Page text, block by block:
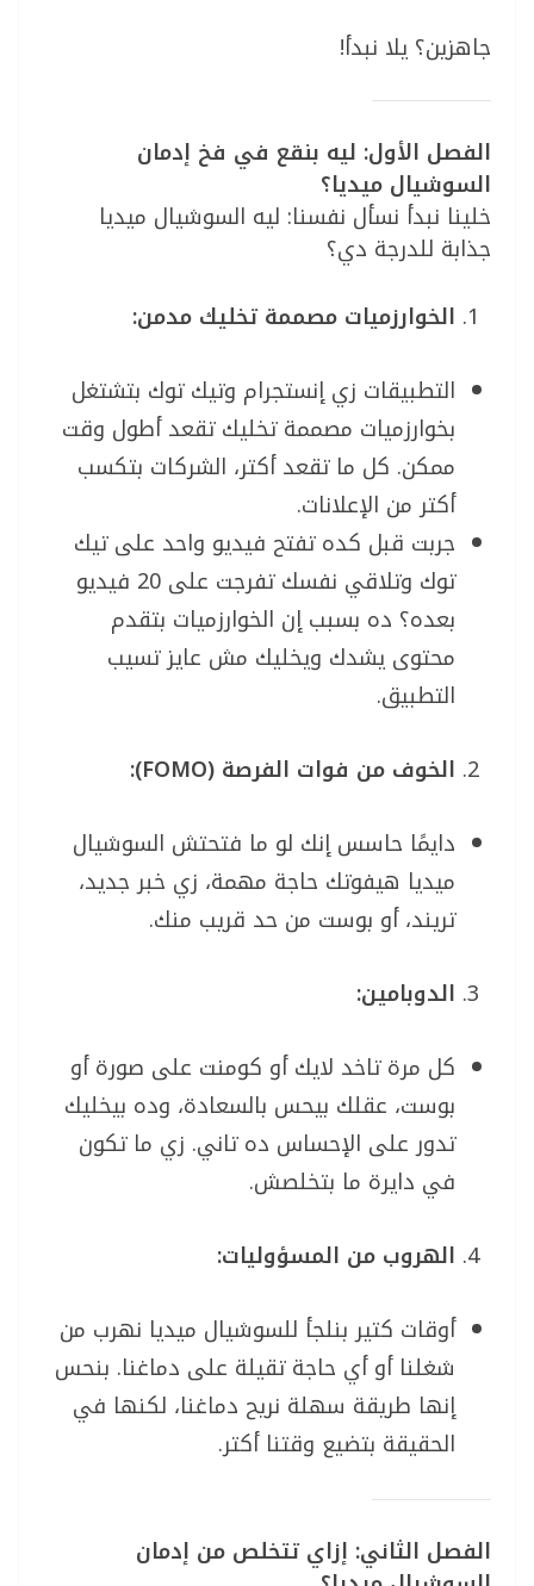
جاهزين؟ يلا نبدأ!
الفصل الأول: ليه بنقع في فخ إدمان
السوشيال ميديا؟
خلينا نبدأ نسأل نفسنا: ليه السوشيال ميديا
جذابة للدرجة دي؟
الخوارزميات مصممة تخليك مدمن:
التطبيقات زي إنستجرام وتيك توك بتشتغل
بخوارزميات مصممة تخليك تقعد أطول وقت
ممكن. كل ما تقعد أكتر، الشركات بتكسب
أكتر من الإعلانات.
جربت قبل كده تفتح فيديو واحد على تيك
توك وتلاقي نفسك تفرجت على 20 فيديو
بعده؟ ده بسبب إن الخوارزميات بتقدم
محتوى يشدك ويخليك مش عايز تسيب
التطبيق.
الخوف من فوات الفرصة (FOMO):
دايمًا حاسس إنك لو ما فتحتش السوشيال
ميديا هيفوتك حاجة مهمة، زي خبر جديد،
تريند، أو بوست من حد قريب منك.
الدوبامين:
كل مرة تاخد لايك أو كومنت على صورة أو
بوست، عقلك بيحس بالسعادة، وده بيخليك
تدور على الإحساس ده تاني. زي ما تكون
في دايرة ما بتخلصش.
الهروب من المسؤوليات:
أوقات كتير بنلجأ للسوشيال ميديا نهرب من
شغلنا أو أي حاجة تقيلة على دماغنا. بنحس
إنها طريقة سهلة نريح دماغنا، لكنها في
الحقيقة بتضيع وقتنا أكتر.
الفصل الثاني: إزاي تتخلص من إدمان